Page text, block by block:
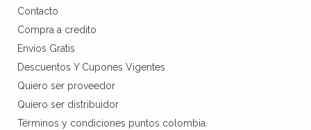
Contacto
Compra a credito
Envíos Gratis
Descuentos Y Cupones Vigentes
Quiero ser proveedor
Quiero ser distribuidor
Términos y condiciones puntos colombia.